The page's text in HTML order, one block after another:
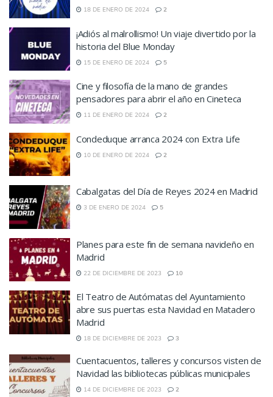
18 DE ENERO DE 2024 2
¡Adiós al malrollismo! Un viaje divertido por la
historia del Blue Monday
15 DE ENERO DE 2024 5
Cine y filosofía de la mano de grandes
pensadores para abrir el año en Cineteca
11 DE ENERO DE 2024 2
Condeduque arranca 2024 con Extra Life
10 DE ENERO DE 2024 2
Cabalgatas del Día de Reyes 2024 en Madrid
3 DE ENERO DE 2024 5
Planes para este fin de semana navideño en
Madrid
22 DE DICIEMBRE DE 2023 10
El Teatro de Autómatas del Ayuntamiento
abre sus puertas esta Navidad en Matadero
Madrid
18 DE DICIEMBRE DE 2023 3
Cuentacuentos, talleres y concursos visten de
Navidad las bibliotecas públicas municipales
14 DE DICIEMBRE DE 2023 2